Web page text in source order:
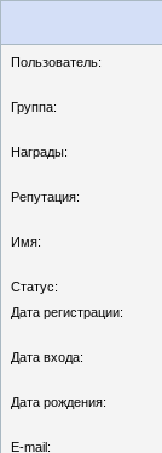
Пользователь:
Группа:
Награды:
Репутация:
Имя:
Статус:
Дата регистрации:
Дата входа:
Дата рождения:
E-mail: